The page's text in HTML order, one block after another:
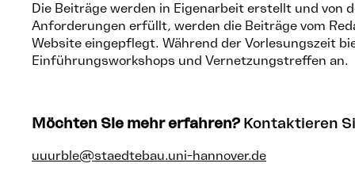
Die Beiträge werden in Eigenarbeit erstellt und von
Anforderungen erfüllt, werden die Beiträge vom
Website eingepflegt. Während der Vorlesungszeit
Einführungsworkshops und Vernetzungstreffen an.
Möchten Sie mehr erfahren?Kontaktieren
uuurble@staedtebau.uni-hannover.de